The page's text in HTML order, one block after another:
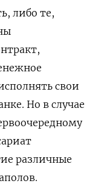
либо те,
свои
Но в случае
различные